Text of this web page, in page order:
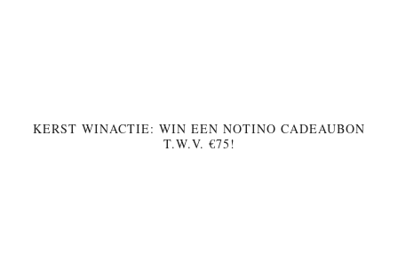
KERST WINACTIE: WIN EEN NOTINO CADEAUBON
T.W.V. €75!